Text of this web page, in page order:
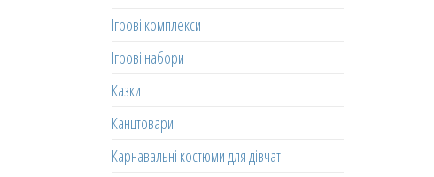
Ігрові комплекси
Ігрові набори
Казки
Канцтовари
Карнавальні костюми для дівчат